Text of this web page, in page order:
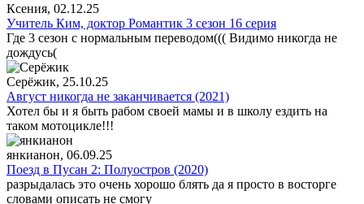
Ксения, 02.12.25
Учитель Ким, доктор Романтик 3 сезон 16 серия
Где 3 сезон с нормальным переводом((( Видимо никогда не
дождусь(
Серёжик, 25.10.25
Август никогда не заканчивается (2021)
Хотел бы и я быть рабом своей мамы и в школу ездить на
таком мотоцикле!!!
янкианон, 06.09.25
Поезд в Пусан 2: Полуостров (2020)
разрыдалась это очень хорошо блять да я просто в восторге
словами описать не смогу